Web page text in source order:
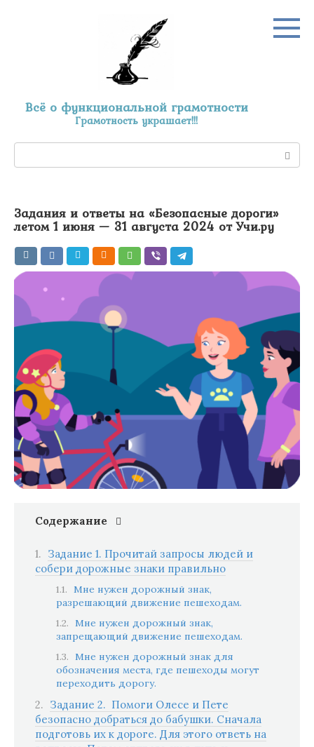
Всё о функциональной грамотности
Грамотность украшает!!!
Поиск:
Задания и ответы на «Безопасные дороги»
летом 1 июня — 31 августа 2024 от Учи.ру
Содержание
Задание 1. Прочитай запросы людей и
собери дорожные знаки правильно
Мне нужен дорожный знак,
разрешающий движение пешеходам.
Мне нужен дорожный знак,
запрещающий движение пешеходам.
Мне нужен дорожный знак для
обозначения места, где пешеходы могут
переходить дорогу.
Задание 2. Помоги Олесе и Пете
безопасно добраться до бабушки. Сначала
подготовь их к дороге. Для этого ответь на